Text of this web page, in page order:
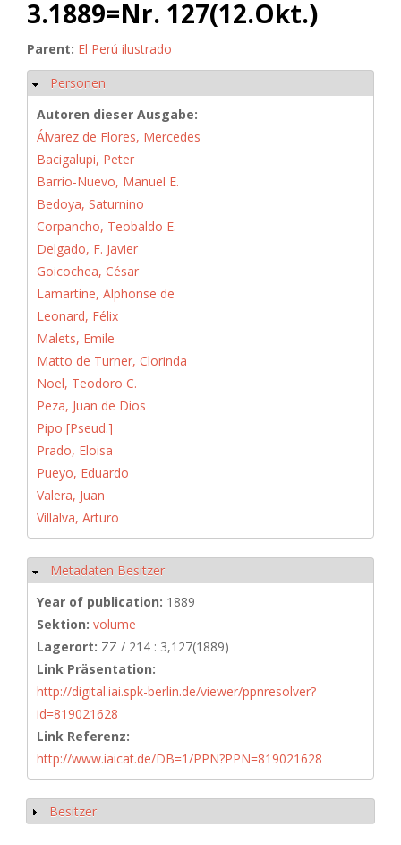
3.1889=Nr. 127(12.Okt.)
Parent: El Perú ilustrado
Hide
Personen
Autoren dieser Ausgabe:
Álvarez de Flores, Mercedes
Bacigalupi, Peter
Barrio-Nuevo, Manuel E.
Bedoya, Saturnino
Corpancho, Teobaldo E.
Delgado, F. Javier
Goicochea, César
Lamartine, Alphonse de
Leonard, Félix
Malets, Emile
Matto de Turner, Clorinda
Noel, Teodoro C.
Peza, Juan de Dios
Pipo [Pseud.]
Prado, Eloisa
Pueyo, Eduardo
Valera, Juan
Villalva, Arturo
Hide
Metadaten Besitzer
Year of publication: 1889
Sektion: volume
Lagerort: ZZ / 214 : 3,127(1889)
Link Präsentation:
http://digital.iai.spk-berlin.de/viewer/ppnresolver?
id=819021628
Link Referenz:
http://www.iaicat.de/DB=1/PPN?PPN=819021628
Show
Besitzer